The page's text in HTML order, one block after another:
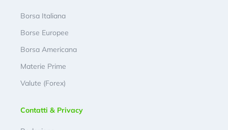
Borsa Italiana
Borse Europee
Borsa Americana
Materie Prime
Valute (Forex)
Contatti & Privacy